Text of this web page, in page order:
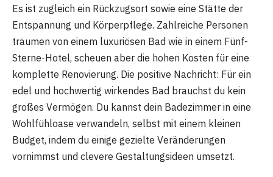
Es ist zugleich ein Rückzugsort sowie eine Stätte der
Entspannung und Körperpflege. Zahlreiche Personen
träumen von einem luxuriösen Bad wie in einem Fünf-
Sterne-Hotel, scheuen aber die hohen Kosten für eine
komplette Renovierung. Die positive Nachricht: Für ein
edel und hochwertig wirkendes Bad brauchst du kein
großes Vermögen. Du kannst dein Badezimmer in eine
Wohlfühloase verwandeln, selbst mit einem kleinen
Budget, indem du einige gezielte Veränderungen
vornimmst und clevere Gestaltungsideen umsetzt.